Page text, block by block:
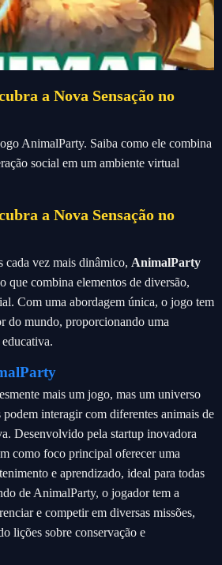
a Nova Sensação no
AnimalParty. Saiba como ele combina
social em um ambiente virtual
a Nova Sensação no
cada vez mais dinâmico, AnimalParty
que combina elementos de diversão,
Com uma abordagem única, o jogo tem
do mundo, proporcionando uma
mais um jogo, mas um universo
interagir com diferentes animais de
Desenvolvido pela startup inovadora
como foco principal oferecer uma
e aprendizado, ideal para todas
de AnimalParty, o jogador tem a
e competir em diversas missões,
lições sobre conservação e